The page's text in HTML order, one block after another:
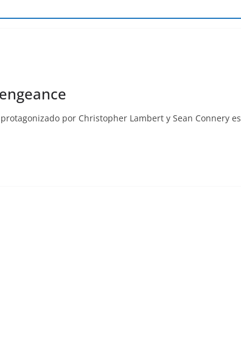
por Christopher Lambert y Sean Connery es